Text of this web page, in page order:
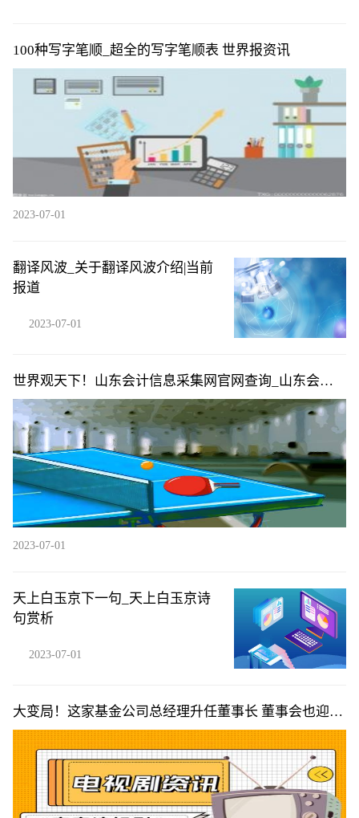
100种写字笔顺_超全的写字笔顺表 世界报资讯
2023-07-01
翻译风波_关于翻译风波介绍|当前
报道
2023-07-01
世界观天下！山东会计信息采集网官网查询_山东会计
信息采集网官网
2023-07-01
天上白玉京下一句_天上白玉京诗
句赏析
2023-07-01
大变局！这家基金公司总经理升任董事长 董事会也迎来
“洗牌”